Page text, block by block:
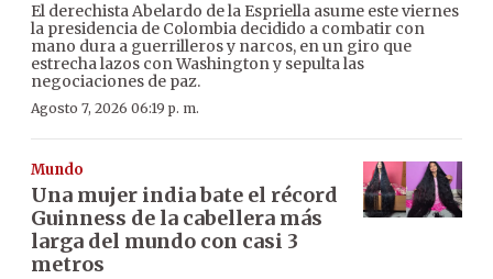
El derechista Abelardo de la Espriella asume este viernes
la presidencia de Colombia decidido a combatir con
mano dura a guerrilleros y narcos, en un giro que
estrecha lazos con Washington y sepulta las
negociaciones de paz.
Agosto 7, 2026 06:19 p. m.
Mundo
Una mujer india bate el récord
Guinness de la cabellera más
larga del mundo con casi 3
metros